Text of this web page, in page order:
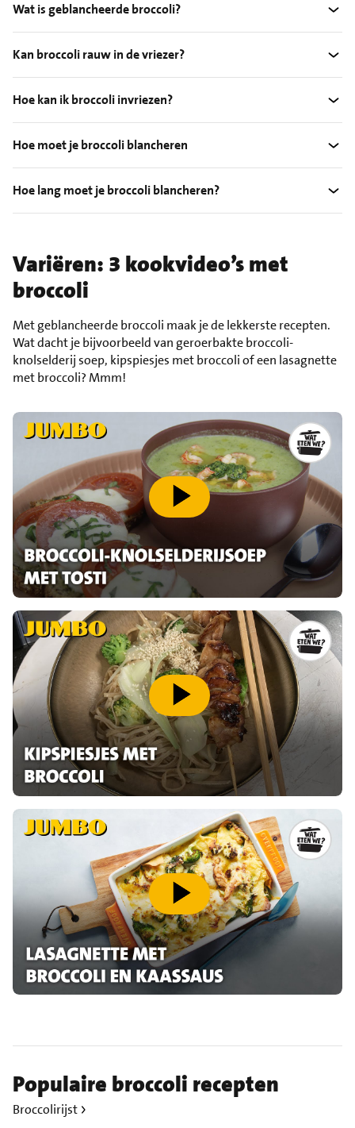
Wat is geblancheerde broccoli?
Kan broccoli rauw in de vriezer?
Hoe kan ik broccoli invriezen?
Hoe moet je broccoli blancheren
Hoe lang moet je broccoli blancheren?
Variëren: 3 kookvideo’s met
broccoli
Met geblancheerde broccoli maak je de lekkerste recepten.
Wat dacht je bijvoorbeeld van geroerbakte broccoli-
knolselderij soep, kipspiesjes met broccoli of een lasagnette
met broccoli? Mmm!
speel video af
speel video af
speel video af
Populaire broccoli recepten
Broccolirijst